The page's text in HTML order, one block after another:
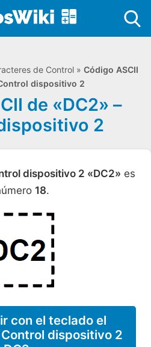
de Control» Código ASCII
dispositivo 2
de «DC2» –
2
dispositivo 2 «DC2» es
18.
con el teclado el
dispositivo 2